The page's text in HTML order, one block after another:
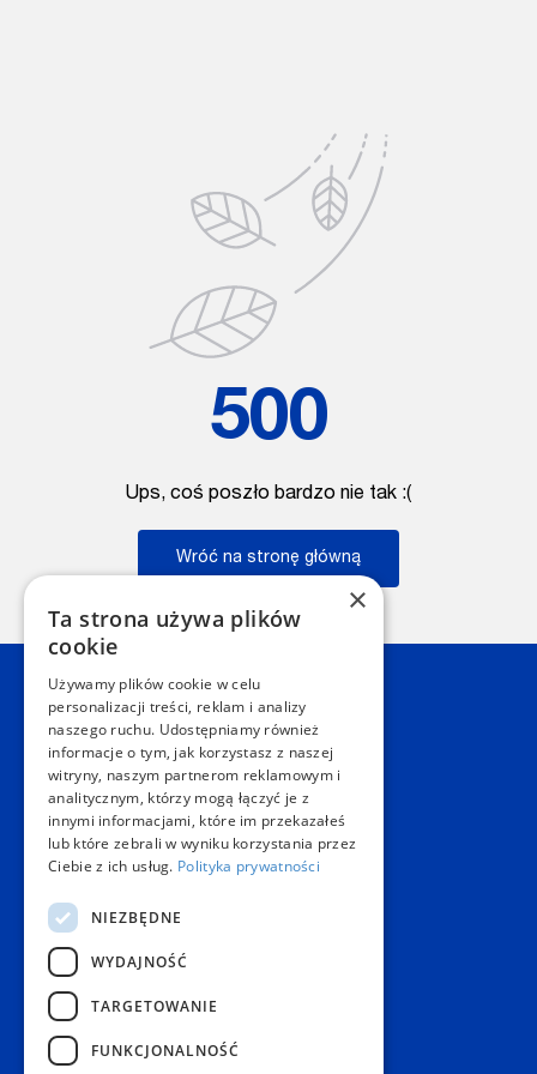
500
Ups, coś poszło bardzo nie tak :(
Wróć na stronę główną
Kontakt
Dział Obsługi Klienta Warszawa
Czynne: NON-STOP
Telefon:+48 22 628 62 52
E-mail: kontakt@copygeneral.pl
Punkty
Aleje Jerozolimskie 93
02-001 Warszawa
Czynne:
Pon. - Sob.: 08:00 - 20:00
Niedz.: nieczynne
Popularne produkty
×
Ta strona używa plików
cookie
Używamy plików cookie w celu
personalizacji treści, reklam i analizy
naszego ruchu. Udostępniamy również
informacje o tym, jak korzystasz z naszej
witryny, naszym partnerom reklamowym i
analitycznym, którzy mogą łączyć je z
innymi informacjami, które im przekazałeś
lub które zebrali w wyniku korzystania przez
Ciebie z ich usług. Polityka prywatności
NIEZBĘDNE
WYDAJNOŚĆ
TARGETOWANIE
FUNKCJONALNOŚĆ